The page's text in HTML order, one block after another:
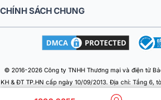
CHÍNH SÁCH CHUNG
© 2016-2026 Công ty TNHH Thương mại và điện tử
KH & ĐT TP.HN cấp ngày 10/09/2013. Địa chỉ: Tầng 6,
Thạch, Phường Từ Liêm, Thành phố Hà Nội, Việt